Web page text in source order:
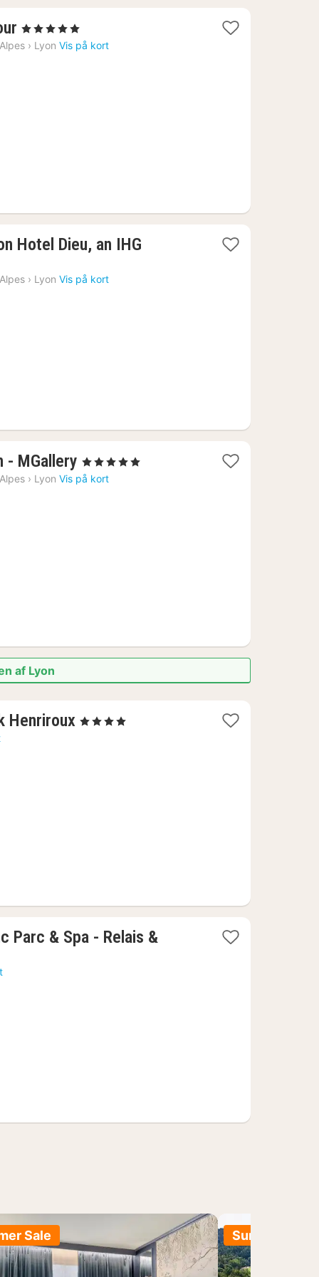
1
nat
, 5 Stjerner
› Lyon Vis på kort
Hotel Dieu, an IHG
› Lyon Vis på kort
- MGallery 1
nat
, 5 Stjerner
› Lyon Vis på kort
af Lyon
Henriroux 1
, 4 Stjerner
Parc & Spa - Relais &
Sale Summer Sale